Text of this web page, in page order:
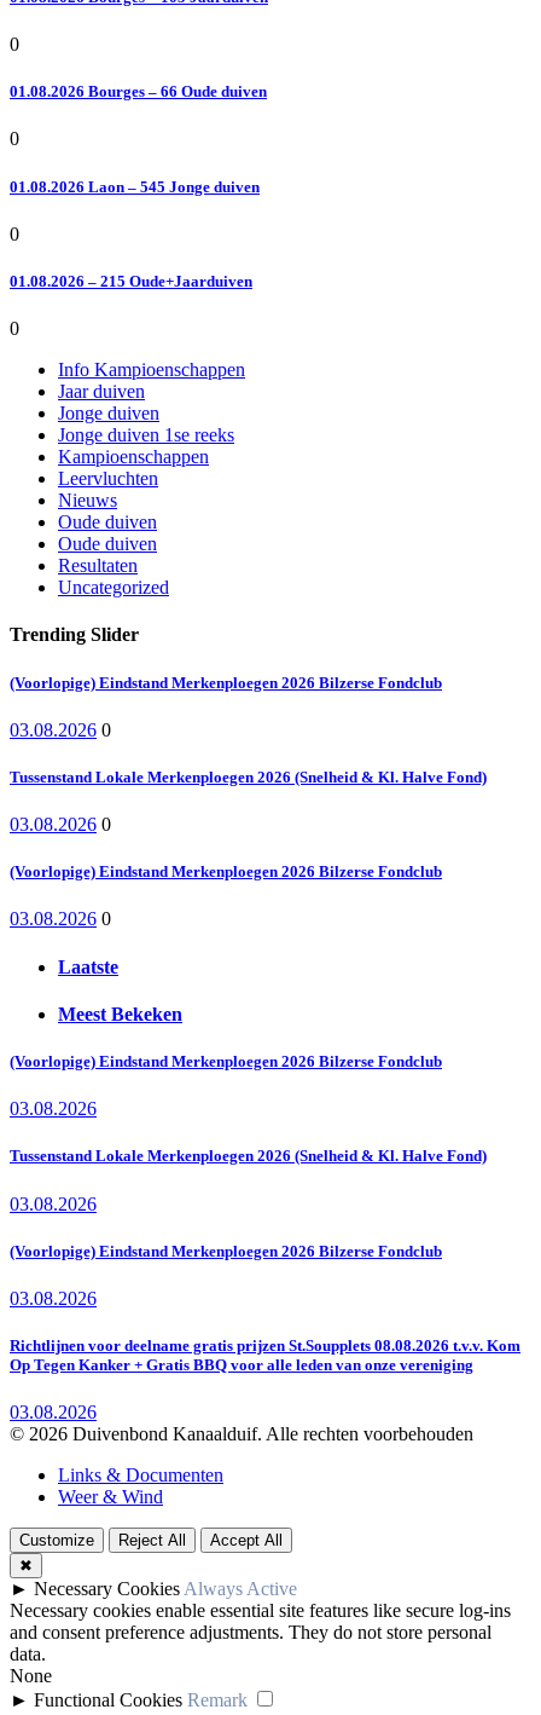
0
01.08.2026 Bourges – 66 Oude duiven
0
01.08.2026 Laon – 545 Jonge duiven
0
01.08.2026 – 215 Oude+Jaarduiven
0
Info Kampioenschappen
Jaar duiven
Jonge duiven
Jonge duiven 1se reeks
Kampioenschappen
Leervluchten
Nieuws
Oude duiven
Oude duiven
Resultaten
Uncategorized
Trending Slider
(Voorlopige) Eindstand Merkenploegen 2026 Bilzerse Fondclub
03.08.2026 0
Tussenstand Lokale Merkenploegen 2026 (Snelheid & Kl. Halve Fond)
03.08.2026 0
(Voorlopige) Eindstand Merkenploegen 2026 Bilzerse Fondclub
03.08.2026 0
Laatste
Meest Bekeken
(Voorlopige) Eindstand Merkenploegen 2026 Bilzerse Fondclub
03.08.2026
Tussenstand Lokale Merkenploegen 2026 (Snelheid & Kl. Halve Fond)
03.08.2026
(Voorlopige) Eindstand Merkenploegen 2026 Bilzerse Fondclub
03.08.2026
Richtlijnen voor deelname gratis prijzen St.Soupplets 08.08.2026 t.v.v. Kom
Op Tegen Kanker + Gratis BBQ voor alle leden van onze vereniging
03.08.2026
© 2026 Duivenbond Kanaalduif. Alle rechten voorbehouden
Links & Documenten
Weer & Wind
Customize Reject All
Accept All
✖
► Necessary Cookies Always Active
Necessary cookies enable essential site features like secure log-ins
and consent preference adjustments. They do not store personal
data.
None
► Functional Cookies Remark